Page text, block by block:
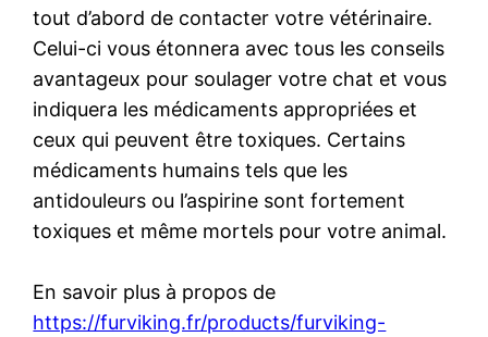
tout d’abord de contacter votre vétérinaire.
Celui-ci vous étonnera avec tous les conseils
avantageux pour soulager votre chat et vous
indiquera les médicaments appropriées et
ceux qui peuvent être toxiques. Certains
médicaments humains tels que les
antidouleurs ou l’aspirine sont fortement
toxiques et même mortels pour votre animal.
En savoir plus à propos de
https://furviking.fr/products/furviking-